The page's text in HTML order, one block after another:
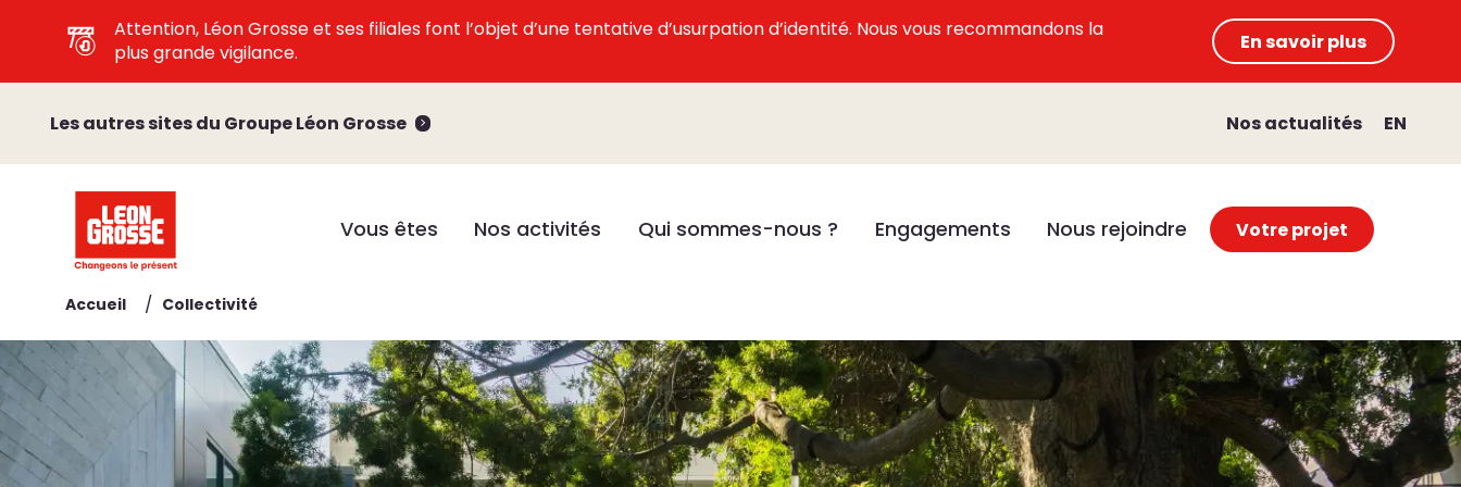
Attention, Léon Grosse et ses filiales font l’objet d’une tentative d’usurpation d’identité. Nous vous recommandons la
plus grande vigilance.
En savoir plus
Les autres sites du Groupe Léon Grosse Nos actualités EN
Votre projet
Vous êtes Nos activités Qui sommes-nous ? Engagements Nous rejoindre
Accueil / Collectivité